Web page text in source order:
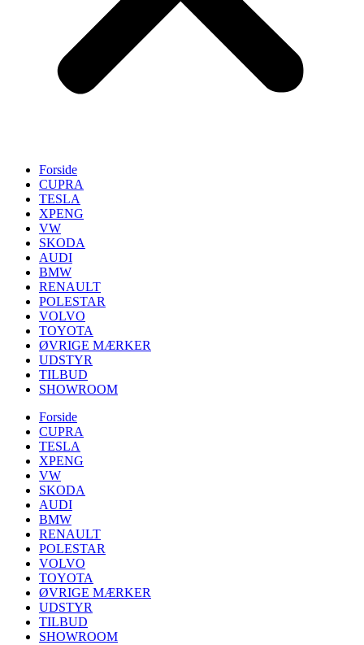
Forside
CUPRA
TESLA
XPENG
VW
SKODA
AUDI
BMW
RENAULT
POLESTAR
VOLVO
TOYOTA
ØVRIGE MÆRKER
UDSTYR
TILBUD
SHOWROOM
Forside
CUPRA
TESLA
XPENG
VW
SKODA
AUDI
BMW
RENAULT
POLESTAR
VOLVO
TOYOTA
ØVRIGE MÆRKER
UDSTYR
TILBUD
SHOWROOM